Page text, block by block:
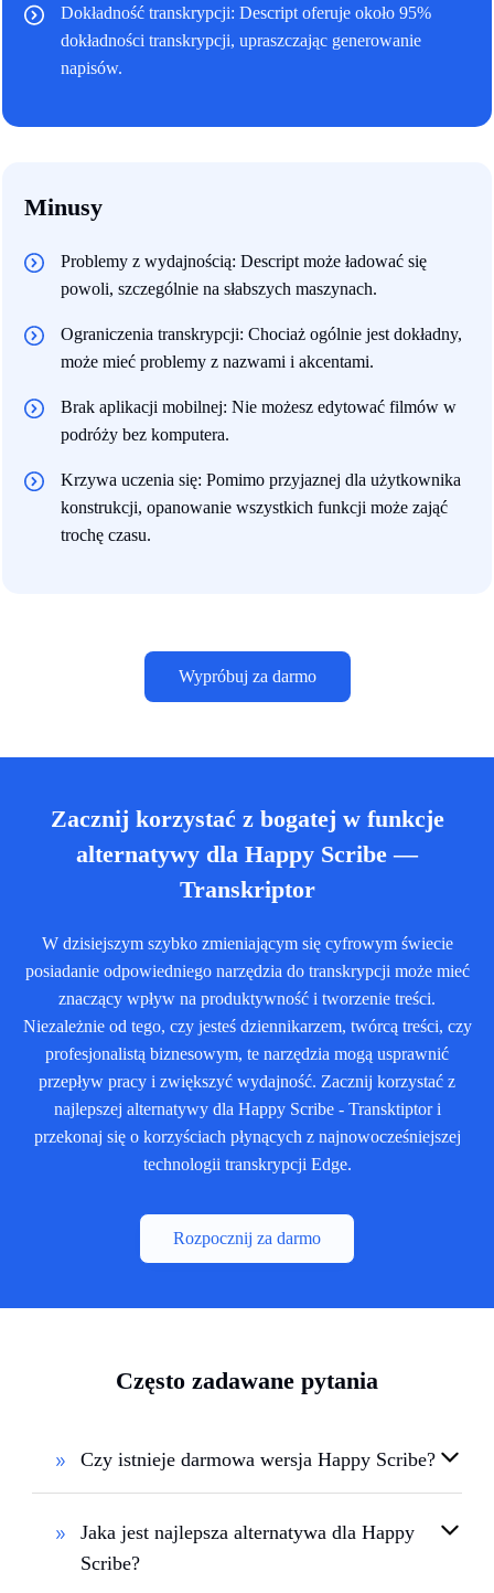
Dokładność transkrypcji: Descript oferuje około 95%
dokładności transkrypcji, upraszczając generowanie
napisów.
Minusy
Problemy z wydajnością: Descript może ładować się
powoli, szczególnie na słabszych maszynach.
Ograniczenia transkrypcji: Chociaż ogólnie jest dokładny,
może mieć problemy z nazwami i akcentami.
Brak aplikacji mobilnej: Nie możesz edytować filmów w
podróży bez komputera.
Krzywa uczenia się: Pomimo przyjaznej dla użytkownika
konstrukcji, opanowanie wszystkich funkcji może zająć
trochę czasu.
Wypróbuj za darmo
Zacznij korzystać z bogatej w funkcje
alternatywy dla Happy Scribe —
Transkriptor
W dzisiejszym szybko zmieniającym się cyfrowym świecie
posiadanie odpowiedniego narzędzia do transkrypcji może mieć
znaczący wpływ na produktywność i tworzenie treści.
Niezależnie od tego, czy jesteś dziennikarzem, twórcą treści, czy
profesjonalistą biznesowym, te narzędzia mogą usprawnić
przepływ pracy i zwiększyć wydajność. Zacznij korzystać z
najlepszej alternatywy dla Happy Scribe - Transktiptor i
przekonaj się o korzyściach płynących z najnowocześniejszej
technologii transkrypcji Edge.
Rozpocznij za darmo
Często zadawane pytania
Czy istnieje darmowa wersja Happy Scribe?
Jaka jest najlepsza alternatywa dla Happy
Scribe?